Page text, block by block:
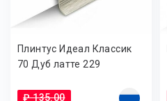
Плинтус Идеал Классик
70 Дуб латте 229
₽ 135.00